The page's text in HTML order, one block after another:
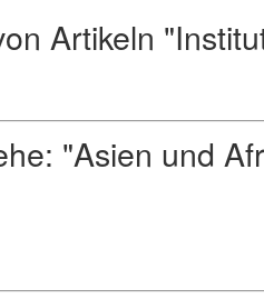
Artikeln
"Asien und